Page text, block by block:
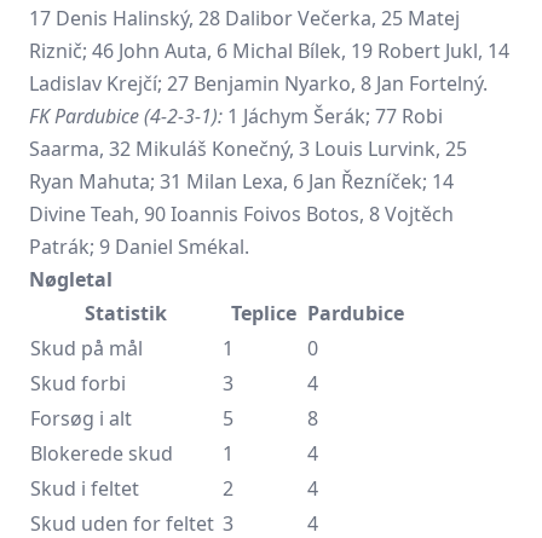
17 Denis Halinský, 28 Dalibor Večerka, 25 Matej
Riznič; 46 John Auta, 6 Michal Bílek, 19 Robert Jukl, 14
Ladislav Krejčí; 27 Benjamin Nyarko, 8 Jan Fortelný.
FK Pardubice (4-2-3-1): 1 Jáchym Šerák; 77 Robi
Saarma, 32 Mikuláš Konečný, 3 Louis Lurvink, 25
Ryan Mahuta; 31 Milan Lexa, 6 Jan Řezníček; 14
Divine Teah, 90 Ioannis Foivos Botos, 8 Vojtěch
Patrák; 9 Daniel Smékal.
Nøgletal
Statistik
Teplice Pardubice
Skud på mål
1
0
Skud forbi
3
4
Forsøg i alt
5
8
Blokerede skud
1
4
Skud i feltet
2
4
Skud uden for feltet 3
4